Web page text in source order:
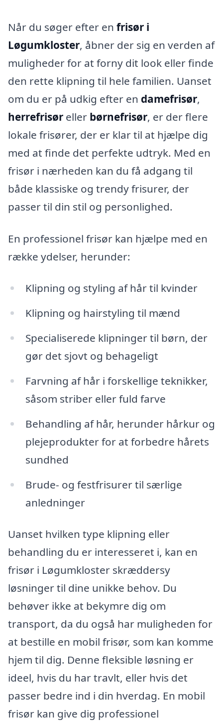
Når du søger efter en frisør i
Løgumkloster, åbner der sig en verden af
muligheder for at forny dit look eller finde
den rette klipning til hele familien. Uanset
om du er på udkig efter en damefrisør,
herrefrisør eller børnefrisør, er der flere
lokale frisører, der er klar til at hjælpe dig
med at finde det perfekte udtryk. Med en
frisør i nærheden kan du få adgang til
både klassiske og trendy frisurer, der
passer til din stil og personlighed.
En professionel frisør kan hjælpe med en
række ydelser, herunder:
Klipning og styling af hår til kvinder
Klipning og hairstyling til mænd
Specialiserede klipninger til børn, der
gør det sjovt og behageligt
Farvning af hår i forskellige teknikker,
såsom striber eller fuld farve
Behandling af hår, herunder hårkur og
plejeprodukter for at forbedre hårets
sundhed
Brude- og festfrisurer til særlige
anledninger
Uanset hvilken type klipning eller
behandling du er interesseret i, kan en
frisør i Løgumkloster skræddersy
løsninger til dine unikke behov. Du
behøver ikke at bekymre dig om
transport, da du også har muligheden for
at bestille en mobil frisør, som kan komme
hjem til dig. Denne fleksible løsning er
ideel, hvis du har travlt, eller hvis det
passer bedre ind i din hverdag. En mobil
frisør kan give dig professionel